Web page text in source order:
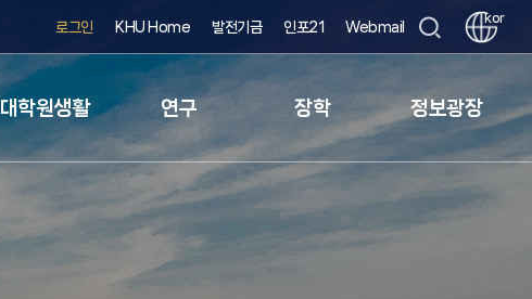
로그인 KHU Home 발전기금 인포21 Webmail
kor
대학원생활 연구 장학 정보광장